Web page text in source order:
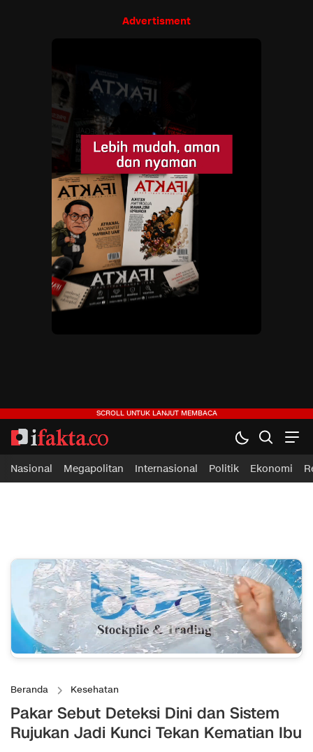
Advertisment
Nasional Megapolitan Internasional Politik Ekonomi
Beranda Kesehatan
Pakar Sebut Deteksi Dini dan Sistem
Rujukan Jadi Kunci Tekan Kematian Ibu